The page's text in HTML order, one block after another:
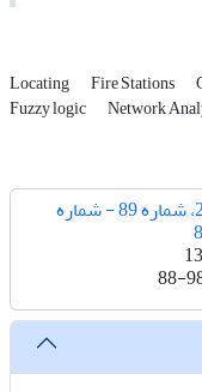
Locating Fire Stations
Fuzzy logic Network
دوره 23، شماره 89 - شماره
88-